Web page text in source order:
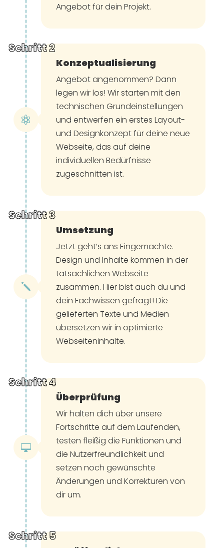
Angebot für dein Projekt.

Konzeptualisierung
Angebot angenommen? Dann
legen wir los! Wir starten mit den
technischen Grundeinstellungen
und entwerfen ein erstes Layout-
und Designkonzept für deine neue
Webseite, das auf deine
individuellen Bedürfnisse
zugeschnitten ist.
j
Umsetzung
Jetzt geht’s ans Eingemachte.
Design und Inhalte kommen in der
tatsächlichen Webseite
zusammen. Hier bist auch du und
dein Fachwissen gefragt! Die
gelieferten Texte und Medien
übersetzen wir in optimierte
Webseiteninhalte.

Überprüfung
Wir halten dich über unsere
Fortschritte auf dem Laufenden,
testen fleißig die Funktionen und
die Nutzerfreundlichkeit und
setzen noch gewünschte
Änderungen und Korrekturen von
dir um.